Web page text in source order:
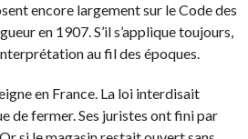
encore largement sur le Code des
en 1907. S’il s’applique toujours,
au fil des époques.
en France. La loi interdisait
de fermer. Ses juristes ont fini par